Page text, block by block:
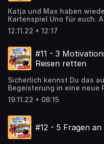
Katja und Max haben
Kartenspiel Uno für euch.
Einblicke in die
#Kartenspiel #Uno Hosted
12.11.22 • 12:17
#11 - 3
Reisen retten
Sicherlich kennst Du das
Begeisterung in eine neue
Abnehmen oder hast einen
mit der Zeit fehlt dir der
deinem Motivationstief
dieser Folge stellen wir dir
Motivationssprüche vor.
19.11.22 • 08:15
#12 - 5 Fragen